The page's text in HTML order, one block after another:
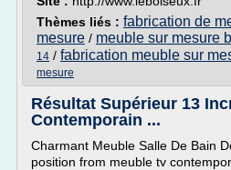
Thèmes liés : fabrication de
mesure / meuble sur mesure
14 / fabrication meuble sur
mesure
Résultat Supérieur 13
Contemporain ...
Charmant Meuble Salle De Bain
position from meuble tv